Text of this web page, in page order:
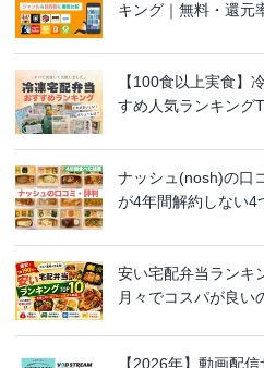
キング｜無料・還元
【100食以上実食】
すめ人気ランキング
ナッシュ(nosh)の口
が4年間解約しない4
安い宅配弁当ランキ
月々でコスパが良い
【2026年】動画配